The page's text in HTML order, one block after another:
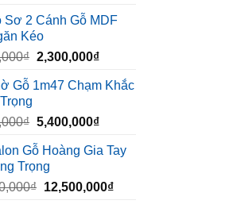
là:
450,000₫.
tại
320,000₫.
Sơ 2 Cánh Gỗ MDF
Kéo
₫ Giá
là:
2,300,000₫Giá
tại
2,300,000₫.
Gỗ 1m47 Chạm Khắc
₫ Giá
là:
6,500,000₫.
5,400,000₫Giá
tại
5,400,000₫.
Gỗ Hoàng Gia Tay
Trọng
₫ Giá
12,500,000₫Giá